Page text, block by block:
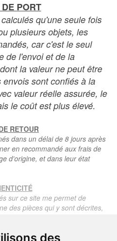
des
PORT
qu'une seule fois
plusieurs objets, les
car c'est le seul
de l'envoi et de la
la valeur ne peut être
sont confiés à la
valeur réelle assurée, le
le coût est plus élevé.
RETOUR
dans un délai de 8 jours après
en recommandé aux frais de
d'origine, et dans leur état
sur ce site me permet de
des pièces qui y sont décrites,
d'époque et authentiques,
la description.
reprenant la description